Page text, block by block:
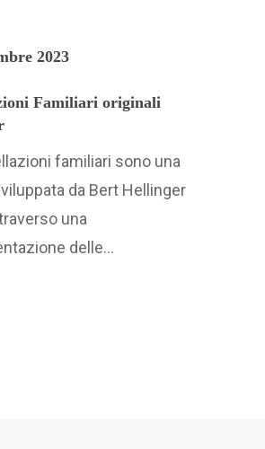
2023
Familiari originali
familiari sono una
da Bert Hellinger
una
delle…